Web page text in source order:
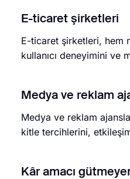
E-ticaret şirketleri
E-ticaret şirketleri, hem
kullanıcı deneyimini ve
Medya ve reklam
Medya ve reklam
kitle tercihlerini,
Kâr amacı